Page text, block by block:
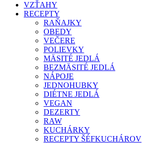
VZŤAHY
RECEPTY
RAŇAJKY
OBEDY
VEČERE
POLIEVKY
MÄSITÉ JEDLÁ
BEZMÄSITÉ JEDLÁ
NÁPOJE
JEDNOHUBKY
DIÉTNE JEDLÁ
VEGAN
DEZERTY
RAW
KUCHÁRKY
RECEPTY ŠÉFKUCHÁROV